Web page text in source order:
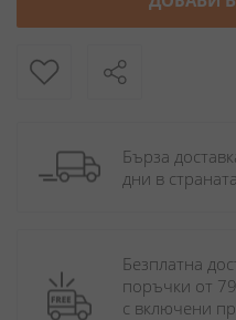
Бърза
дни в
Безплатна
поръчки от
с включени